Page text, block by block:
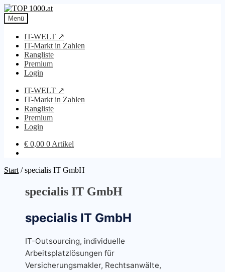
Zur
Navigation
springen
Zum
Inhalt
springen
Menü
IT-WELT ↗
IT-Markt in Zahlen
Rangliste
Premium
Login
IT-WELT ↗
IT-Markt in Zahlen
Rangliste
Premium
Login
€ 0,00 0 Artikel
Start /specialis IT GmbH
specialis IT GmbH
specialis IT GmbH
IT-Outsourcing, individuelle
Arbeitsplatzlösungen für
Versicherungsmakler, Rechtsanwälte,